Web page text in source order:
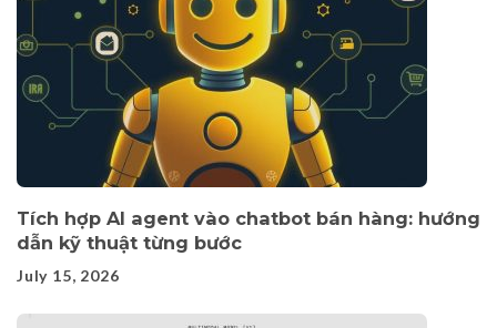
Tích hợp AI agent vào chatbot bán hàng: hướng
dẫn kỹ thuật từng bước
July 15, 2026